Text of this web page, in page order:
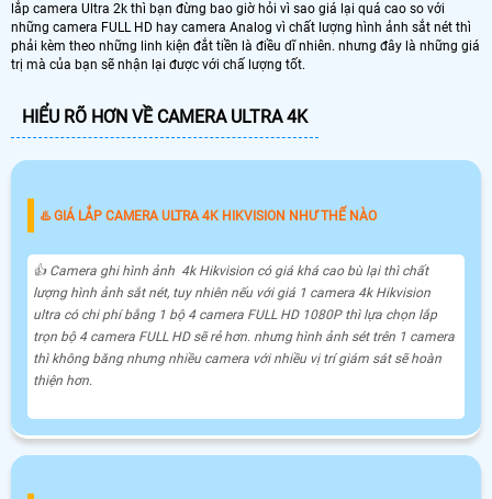
lắp camera Ultra 2k thì bạn đừng bao giờ hỏi vì sao giá lại quá cao so với
những camera FULL HD hay camera Analog vì chất lượng hình ảnh sắt nét thì
phải kèm theo những linh kiện đắt tiền là điều dĩ nhiên. nhưng đây là những giá
trị mà của bạn sẽ nhận lại được với chấ lượng tốt.
HIỂU RÕ HƠN VỀ CAMERA ULTRA 4K
♨️ GIÁ LẮP CAMERA ULTRA 4K HIKVISION NHƯ THẾ NÀO
👍 Camera ghi hình ảnh 4k Hikvision có giá khá cao bù lại thì chất
lượng hình ảnh sắt nét, tuy nhiên nếu với giá 1 camera 4k Hikvision
ultra có chi phí bằng 1 bộ 4 camera FULL HD 1080P thì lựa chọn lắp
trọn bộ 4 camera FULL HD sẽ rẻ hơn. nhưng hình ảnh sét trên 1 camera
thì không băng nhưng nhiều camera với nhiều vị trí giám sát sẽ hoàn
thiện hơn.